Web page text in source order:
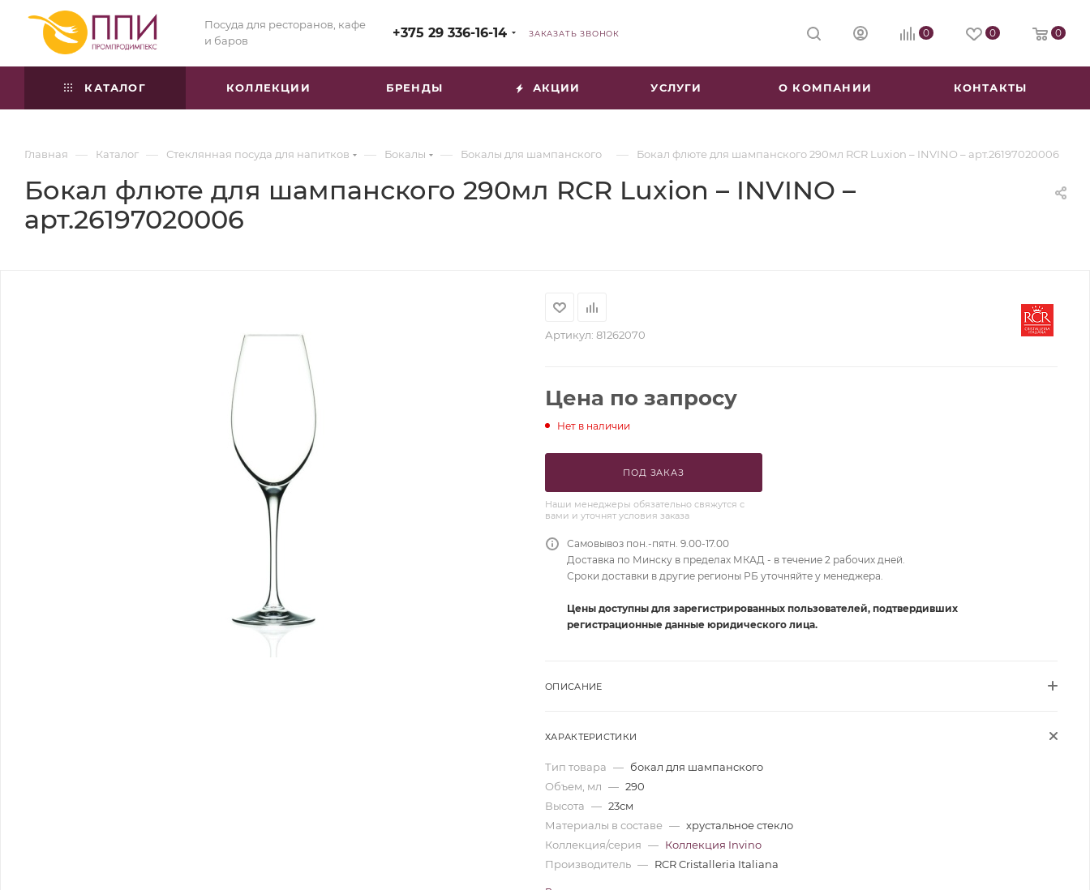
Посуда для ресторанов, кафе
и баров
+375 29 336-16-14 ЗАКАЗАТЬ ЗВОНОК 0 0 0
КАТАЛОГ КОЛЛЕКЦИИ БРЕНДЫ АКЦИИ УСЛУГИ О КОМПАНИИ КОНТАКТЫ
Главная — Каталог — Стеклянная посуда для напитков — Бокалы — Бокалы для шампанского — Бокал флюте для шампанского 290мл RCR Luxion – INVINO – арт.26197020006
Бокал флюте для шампанского 290мл RCR Luxion – INVINO –
арт.26197020006
Артикул: 81262070
Цена по запросу
Нет в наличии
ПОД ЗАКАЗ
Наши менеджеры обязательно свяжутся с
вами и уточнят условия заказа
Самовывоз пон.-пятн. 9.00-17.00
Доставка по Минску в пределах МКАД - в течение 2 рабочих дней.
Сроки доставки в другие регионы РБ уточняйте у менеджера.
Цены доступны для зарегистрированных пользователей, подтвердивших
регистрационные данные юридического лица.
ОПИСАНИЕ
ХАРАКТЕРИСТИКИ
Тип товара — бокал для шампанского
Объем, мл — 290
Высота — 23см
Материалы в составе — хрустальное стекло
Коллекция/серия — Коллекция Invino
Производитель — RCR Cristalleria Italiana